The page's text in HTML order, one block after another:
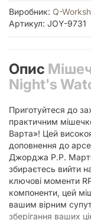
Виробник: Q-
Артикул: JOY-9731
Опис
Night's
Приготуйтеся до
практичним
Варта»! Цей
доповнення до
Джорджа Р.Р.
збираєтесь вийти
ключові моменти
компоненти, цей
вашим вірним
зберігання ваших